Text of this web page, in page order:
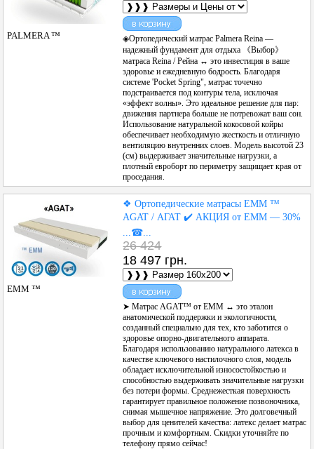
PALMERA ™
◈Ортопедический матрас Palmera Reina —
надежный фундамент для отдыха 《Выбор》
матраса Reina / Рейна ↔ это инвестиция в ваше
здоровье и ежедневную бодрость. Благодаря
системе 'Pocket Spring", матрас точечно
подстраивается под контуры тела, исключая
«эффект волны». Это идеальное решение для пар:
движения партнера больше не потревожат ваш сон.
Использование натуральной кокосовой койры
обеспечивает необходимую жесткость и отличную
вентиляцию внутренних слоев. Модель высотой 23
(см) выдерживает значительные нагрузки, а
плотный евроборт по периметру защищает края от
проседания.
ЕММ ™
❖ Ортопедические матрасы ЕММ ™
AGAT / АГАТ ✔️ АКЦИЯ от ЕММ — 30%
...☎...
26 424
18 497 грн.
➤ Матрас AGAT™ от EMM ↔ это эталон
анатомической поддержки и экологичности,
созданный специально для тех, кто заботится о
здоровье опорно-двигательного аппарата.
Благодаря использованию натурального латекса в
качестве ключевого настилочного слоя, модель
обладает исключительной износостойкостью и
способностью выдерживать значительные нагрузки
без потери формы. Среднежесткая поверхность
гарантирует правильное положение позвоночника,
снимая мышечное напряжение. Это долговечный
выбор для ценителей качества: латекс делает матрас
прочным и комфортным. Скидки уточняйте по
телефону прямо сейчас!